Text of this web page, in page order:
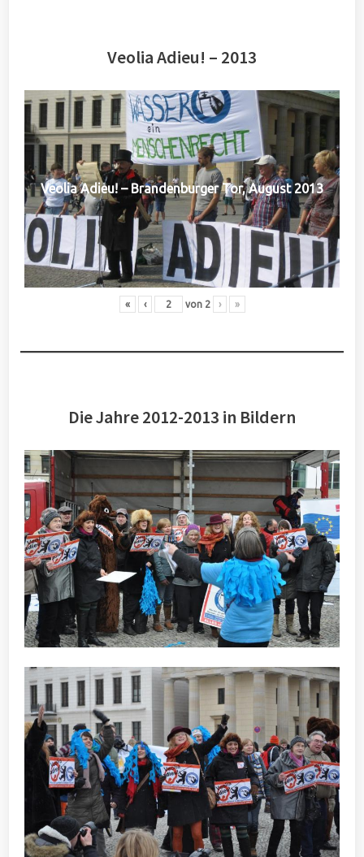
Veolia Adieu! – 2013
Veolia Adieu! – Brandenburger Tor, August 2013
« ‹ von 2 › »
Die Jahre 2012-2013 in Bildern